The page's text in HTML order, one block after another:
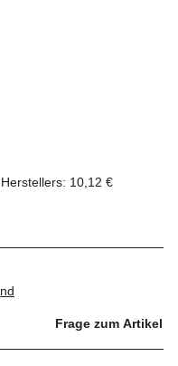
: 10,12 €
Frage zum Artikel